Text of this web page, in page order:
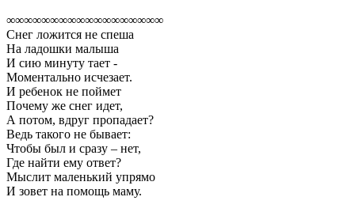
∞∞∞∞∞∞∞∞∞∞∞∞∞∞∞∞∞∞
Снег ложится не спеша
На ладошки малыша
И сию минуту тает -
Моментально исчезает.
И ребенок не поймет
Почему же снег идет,
А потом, вдруг пропадает?
Ведь такого не бывает:
Чтобы был и сразу – нет,
Где найти ему ответ?
Мыслит маленький упрямо
И зовет на помощь маму.